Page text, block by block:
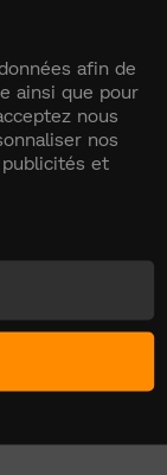
afin de
ainsi que pour
nous
nos
et